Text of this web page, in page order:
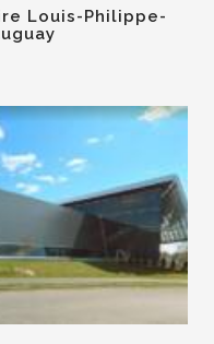
Louis-Philippe-